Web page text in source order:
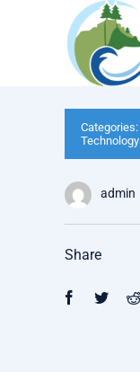
Categories:
Technology
admin
Share